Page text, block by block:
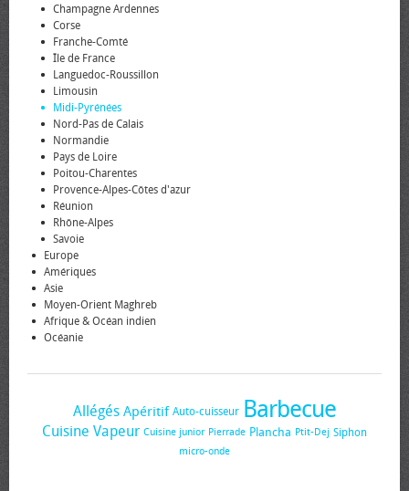
Champagne Ardennes
Corse
Franche-Comté
Île de France
Languedoc-Roussillon
Limousin
Midi-Pyrénées
Nord-Pas de Calais
Normandie
Pays de Loire
Poitou-Charentes
Provence-Alpes-Côtes d'azur
Réunion
Rhône-Alpes
Savoie
Europe
Amériques
Asie
Moyen-Orient Maghreb
Afrique & Océan indien
Océanie
Allégés Apéritif Auto-cuisseur Barbecue
Cuisine Vapeur Cuisine junior Pierrade Plancha Ptit-Dej Siphon
micro-onde